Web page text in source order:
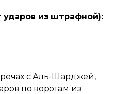
ударов из штрафной):
с Аль-Шарджей,
по воротам из